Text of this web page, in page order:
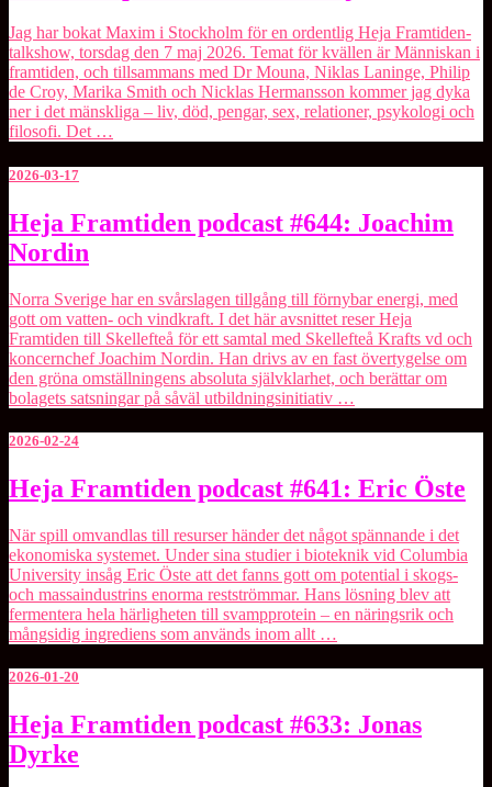
den
7
maj
Jag har bokat Maxim i Stockholm för en ordentlig Heja Framtiden-
talkshow, torsdag den 7 maj 2026. Temat för kvällen är Människan i
framtiden, och tillsammans med Dr Mouna, Niklas Laninge, Philip
de Croy, Marika Smith och Nicklas Hermansson kommer jag dyka
ner i det mänskliga – liv, död, pengar, sex, relationer, psykologi och
filosofi. Det …
2026-03-17
Heja
Framtiden
podcast
Joachim
Nordin
Heja Framtiden podcast #644: Joachim
Nordin
Norra Sverige har en svårslagen tillgång till förnybar energi, med
gott om vatten- och vindkraft. I det här avsnittet reser Heja
Framtiden till Skellefteå för ett samtal med ⁠Skellefteå Krafts⁠ vd och
koncernchef Joachim Nordin. Han drivs av en fast övertygelse om
den gröna omställningens absoluta självklarhet, och berättar om
bolagets satsningar på såväl utbildningsinitiativ …
2026-02-24
Heja
Framtiden
#641:
Eric
Öste
Heja Framtiden podcast #641: Eric Öste
När spill omvandlas till resurser händer det något spännande i det
ekonomiska systemet. Under sina studier i bioteknik vid Columbia
University insåg Eric Öste att det fanns gott om potential i skogs-
och massaindustrins enorma restströmmar. Hans lösning blev att
fermentera hela härligheten till svampprotein – en näringsrik och
mångsidig ingrediens som används inom allt …
2026-01-20
Heja
Framtiden
podcast
Heja Framtiden podcast #633: Jonas
Dyrke